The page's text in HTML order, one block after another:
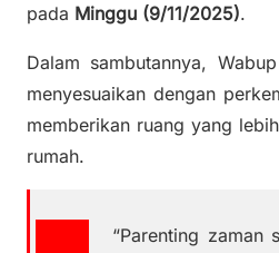
pada Minggu (9/11/2025).
Dalam sambutannya,
menyesuaikan dengan
memberikan ruang yang
rumah.
“Parenting